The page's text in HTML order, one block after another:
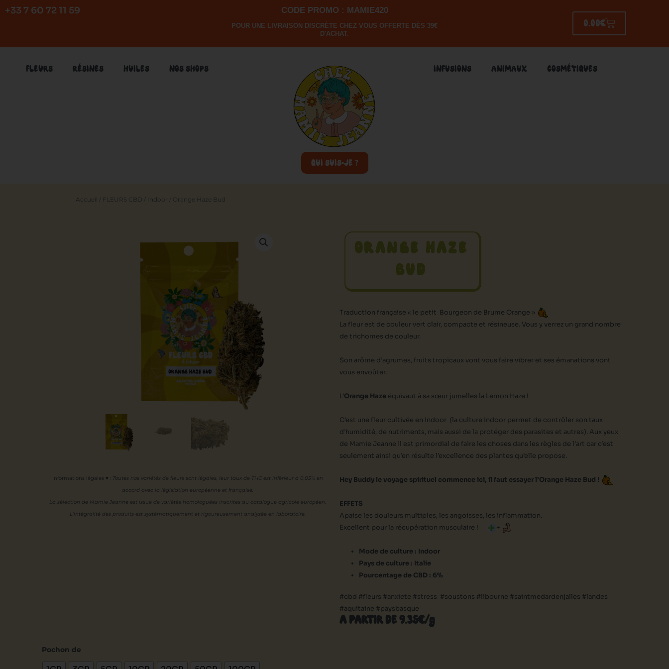
Aller
+33 7 60 72 11 59 CODE PROMO : MAMIE420
POUR UNE LIVRAISON DISCRÈTE CHEZ VOUS OFFERTE DÈS 39€
D'ACHAT.
0.00€PANIER
FLEURS RÉSINES HUILES NOS SHOPS
QUI SUIS-JE ?
INFUSIONS ANIMAUX COSMÉTIQUES
Accueil FLEURS CBD Indoor / Orange Haze Bud
Informations légales ♥ Toutes nos variétés de fleurs sont légales, leur taux de THC est inférieur à 0,03% en
accord avec la législation européenne et française.
La sélection de Mamie Jeanne est issue de variétés homologuées inscrites au catalogue agricole européen.
L’intégralité des produits est systématiquement et rigoureusement analysée en laboratoire.
ORANGE HAZE
BUD
Traduction française « le petit Bourgeon de Brume Orange »
La fleur est de couleur vert clair, compacte et résineuse. Vous y verrez un grand nombre
de trichomes de couleur.
Son arôme d’agrumes, fruits tropicaux vont vous faire vibrer et ses émanations vont
vous envoûter.
L’Orange Haze équivaut à sa sœur jumelles la Lemon Haze !
C’est une fleur cultivée en Indoor (la culture Indoor permet de contrôler son taux
d’humidité, de nutriments, mais aussi de la protéger des parasites et autres). Aux yeux
de Mamie Jeanne il est primordial de faire les choses dans les règles de l’art car c’est
seulement ainsi qu’en résulte l’excellence des plantes qu’elle propose.
Hey Buddy le voyage spirituel commence ici, il faut essayer l’Orange Haze Bud !
EFFETS
Apaise les douleurs multiples, les angoisses, les inflammation.
Excellent pour la récupération musculaire !
+
Mode de culture : Indoor
Pays de culture : Italie
Pourcentage de CBD : 6%
#cbd #fleurs #anxiete #stress #soustons #libourne #saintmedardenjalles #landes
#aquitaine #paysbasque
A PARTIR DE 9.35€/g
Pochon de
quantité